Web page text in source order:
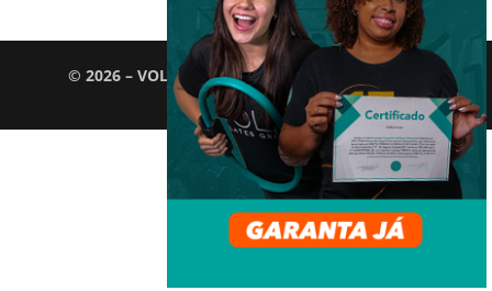
© 2026 – VOLL Pilates Group. Todos os direitos
reservados.